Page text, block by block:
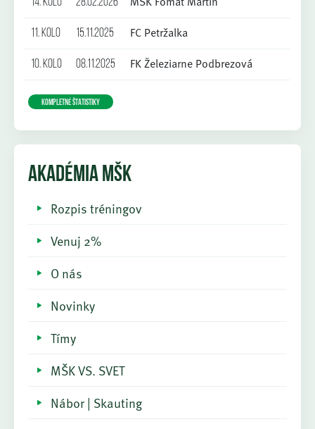
11. kolo 15.11.2025 FC Petržalka
10. kolo 08.11.2025 FK Železiarne Podbrezová
KOMPLETNÉ ŠTATISTIKY
AKADÉMIA MŠK
Rozpis tréningov
Venuj 2%
O nás
Novinky
Tímy
MŠK VS. SVET
Nábor | Skauting